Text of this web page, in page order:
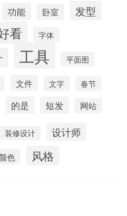
功能 卧室 发型
看 字体
工具 平面图
文件 文字 春节
的是 短发 网站
装修设计 设计师
颜色 风格